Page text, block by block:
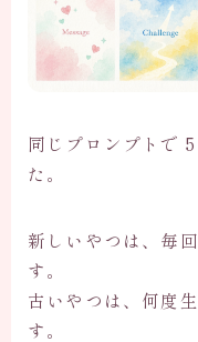
同じプロンプトで
た。
新しいやつは、毎
す。
古いやつは、何度
す。